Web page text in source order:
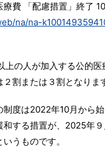
費 「配慮措置」終了
na/na-
の人が加入する公的
割または３割となりま
度は2022年10月から
する措置が、2025年
うものです。